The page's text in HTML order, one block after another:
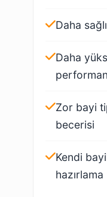
Daha
Daha
Zor bayi
becerisi
Kendi
hazırlama